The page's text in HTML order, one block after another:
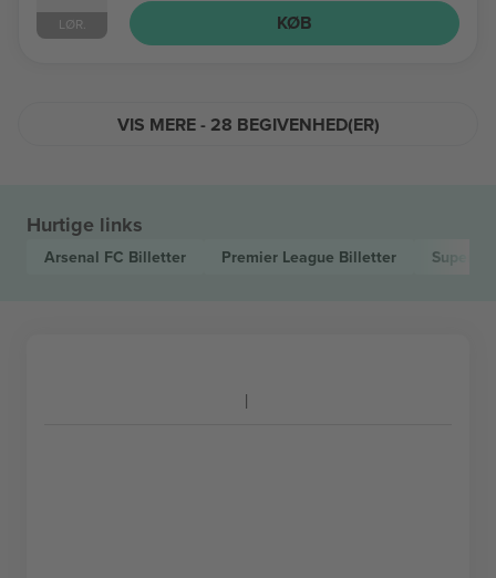
LØR.
KØB
VIS MERE - 28 BEGIVENHED(ER)
Hurtige links
Arsenal FC Billetter Premier League Billetter Super